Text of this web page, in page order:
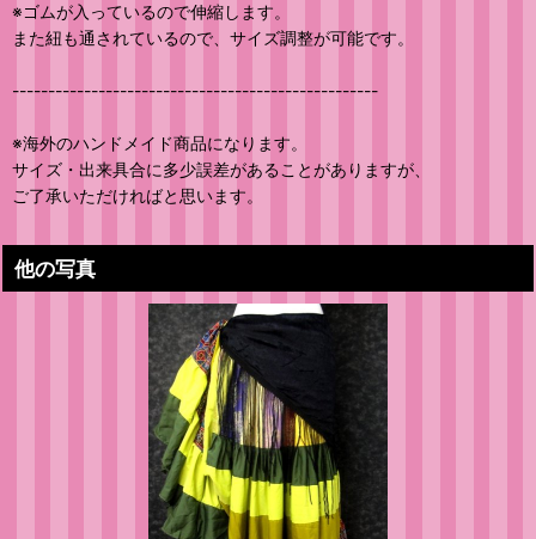
※ゴムが入っているので伸縮します。
また紐も通されているので、サイズ調整が可能です。
---------------------------------------------------
※海外のハンドメイド商品になります。
サイズ・出来具合に多少誤差があることがありますが、
ご了承いただければと思います。
他の写真